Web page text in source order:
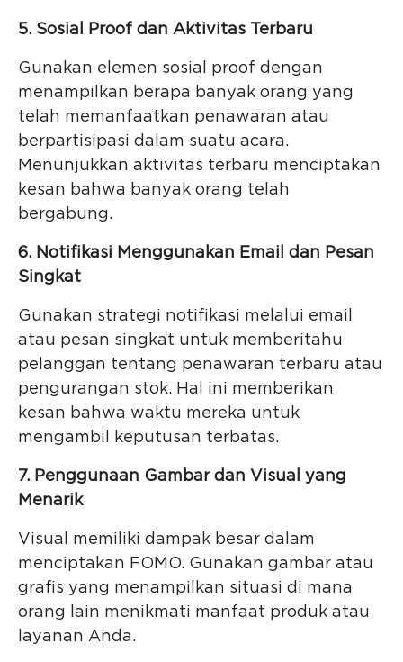
5. Sosial Proof dan Aktivitas Terbaru
Gunakan elemen sosial proof dengan
menampilkan berapa banyak orang yang
telah memanfaatkan penawaran atau
berpartisipasi dalam suatu acara.
Menunjukkan aktivitas terbaru menciptakan
kesan bahwa banyak orang telah
bergabung.
6. Notifikasi Menggunakan Email dan Pesan
Singkat
Gunakan strategi notifikasi melalui email
atau pesan singkat untuk memberitahu
pelanggan tentang penawaran terbaru atau
pengurangan stok. Hal ini memberikan
kesan bahwa waktu mereka untuk
mengambil keputusan terbatas.
7. Penggunaan Gambar dan Visual yang
Menarik
Visual memiliki dampak besar dalam
menciptakan FOMO. Gunakan gambar atau
grafis yang menampilkan situasi di mana
orang lain menikmati manfaat produk atau
layanan Anda.